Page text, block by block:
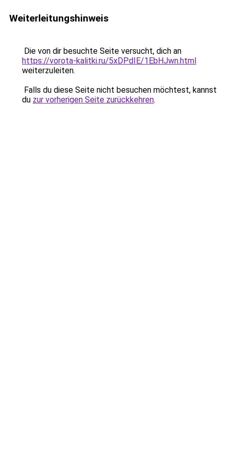
Weiterleitungshinweis
Die von dir besuchte Seite versucht, dich an
https://vorota-kalitki.ru/5xDPdIE/1EbHJwn.html
weiterzuleiten.
Falls du diese Seite nicht besuchen möchtest, kannst
du zur vorherigen Seite zurückkehren.